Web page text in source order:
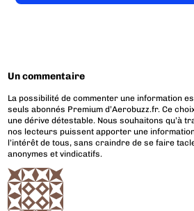
Un commentaire
La possibilité de commenter une information
seuls abonnés Premium d’Aerobuzz.fr. Ce
une dérive détestable. Nous souhaitons qu’à
nos lecteurs puissent apporter une
l’intérêt de tous, sans craindre de se faire
anonymes et vindicatifs.